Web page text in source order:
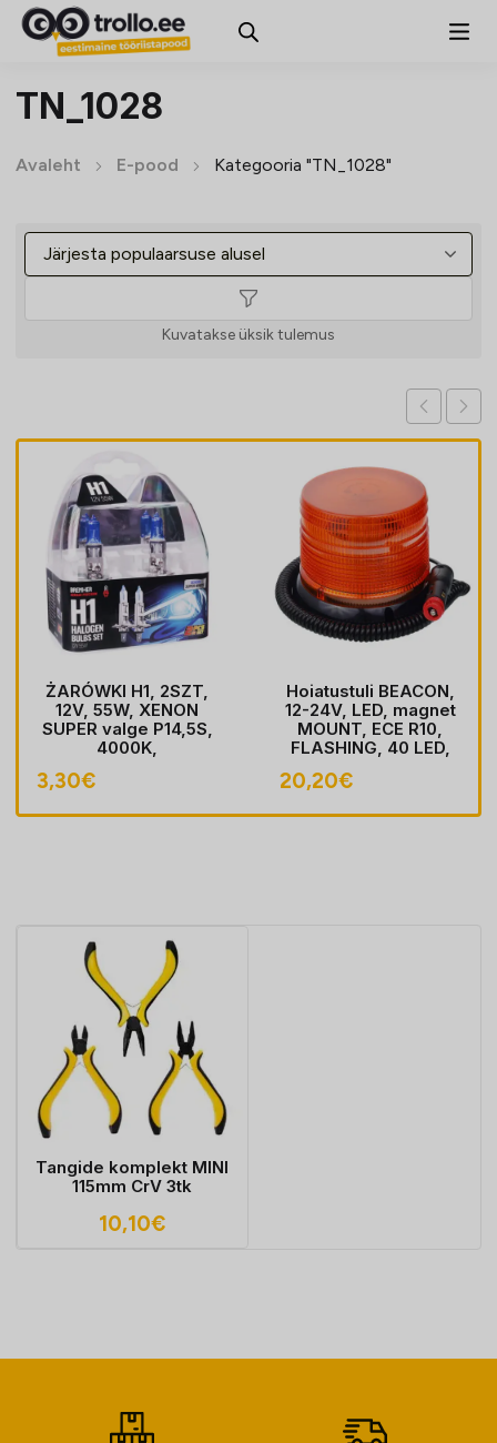
TN_1028
Avaleht E-pood Kategooria "TN_1028"
Kuvatakse üksik tulemus
ŻARÓWKI H1, 2SZT,
12V, 55W, XENON
SUPER valge P14,5S,
4000K,
3,30€
Hoiatustuli BEACON,
12-24V, LED, magnet
MOUNT, ECE R10,
FLASHING, 40 LED,
sobib LIGHTER pesa
20,20€
Tangide komplekt MINI
115mm CrV 3tk
10,10€